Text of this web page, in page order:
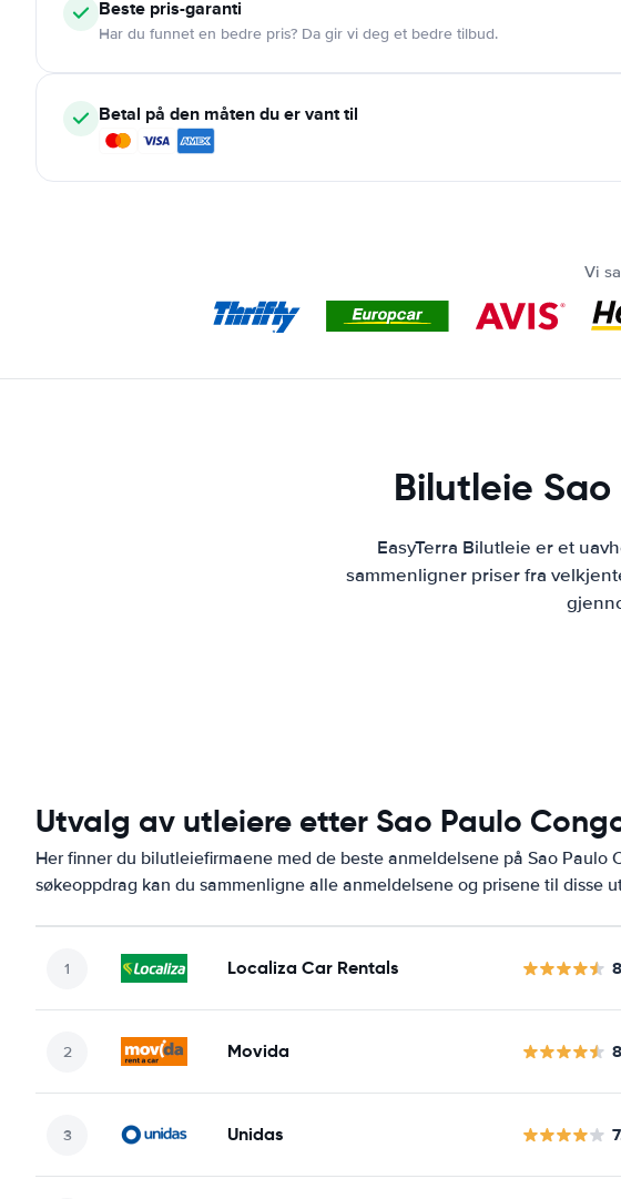
Beste pris-garanti
Har du funnet en bedre pris? Da gir vi deg et bedre tilbud.
Betal på den måten du er vant til
Vi
Bilutleie
EasyTerra Bilutleie er et
sammenligner priser fra
Utvalg av utleiere etter Sao Paulo
Her finner du bilutleiefirmaene med de beste anmeldelsene på Sao Paulo
søkeoppdrag kan du sammenligne alle anmeldelsene og prisene til disse
Localiza Car Rentals
Movida
Unidas